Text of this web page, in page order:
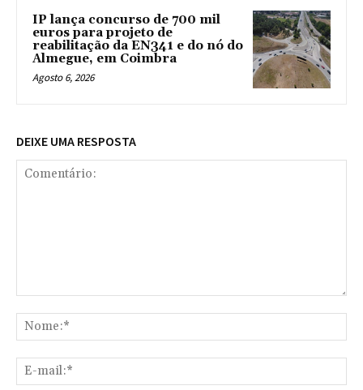
IP lança concurso de 700 mil
euros para projeto de
reabilitação da EN341 e do nó do
Almegue, em Coimbra
Agosto 6, 2026
DEIXE UMA RESPOSTA